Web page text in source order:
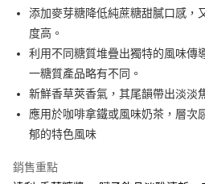
悠遊付
Google Pay
全盈+PAY
ATM付款
運送方式
7-11取貨(5kg以內，尺寸不超過90cm)
添加麥芽糖降低純蔗糖甜膩口感，
度高。
利用不同糖質堆疊出獨特的風味傳
一糖質產品略有不同。
新鮮香草莢香氣，其尾韻帶出淡淡
應用於咖啡拿鐵或風味奶茶，層次
郁的特色風味
銷售重點